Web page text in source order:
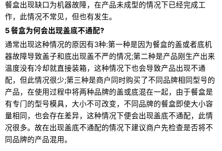
餐盒出现缺口为机器故障，在产品未成型的情况下已经完成工
作，此情况不常见，但也有发生。
5 餐盒为何会出现盖底不通配?
通常出现这种情况的原因有3种:第一种是因为餐盒的盖或者底机
器故障导致盖子和底出现盖不严的情况;第二种是产品刚生产出来
温度没有冷却就直接装箱，这种情况下也会导致产品出现不通
配，但此情况很少;第三种是商户同时购买了不同品牌相同型号的
产品，在使用过程中将两种品牌的盖或底混在一起，由于餐盒是
有专门的型号模具，大小不可改变，不同品牌的餐盒即使大小容
量相同，也会存在差异，这种情况下便会出现盖底不通配，此情
况很多。故在出现盖底不通配的情况下建议商户先检查是否将不
同品牌的产品混用。